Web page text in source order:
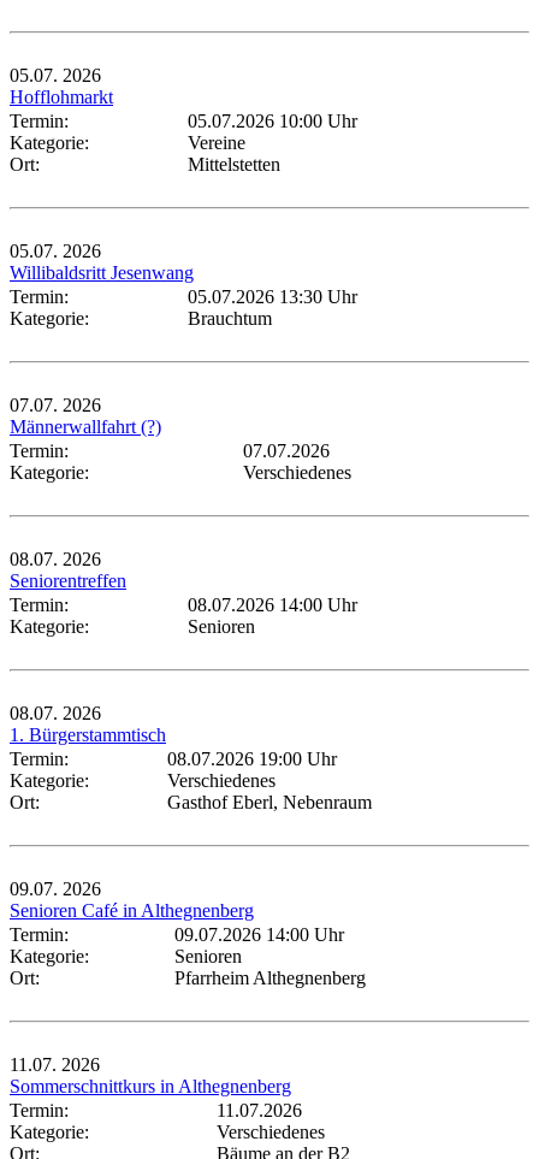
05.07. 2026
Hofflohmarkt
Termin:
05.07.2026 10:00 Uhr
Kategorie:
Vereine
Ort:
Mittelstetten
05.07. 2026
Willibaldsritt Jesenwang
Termin:
05.07.2026 13:30 Uhr
Kategorie:
Brauchtum
07.07. 2026
Männerwallfahrt (?)
Termin:
07.07.2026
Kategorie:
Verschiedenes
08.07. 2026
Seniorentreffen
Termin:
08.07.2026 14:00 Uhr
Kategorie:
Senioren
08.07. 2026
1. Bürgerstammtisch
Termin:
08.07.2026 19:00 Uhr
Kategorie:
Verschiedenes
Ort:
Gasthof Eberl, Nebenraum
09.07. 2026
Senioren Café in Althegnenberg
Termin:
09.07.2026 14:00 Uhr
Kategorie:
Senioren
Ort:
Pfarrheim Althegnenberg
11.07. 2026
Sommerschnittkurs in Althegnenberg
Termin:
11.07.2026
Kategorie:
Verschiedenes
Ort:
Bäume an der B2